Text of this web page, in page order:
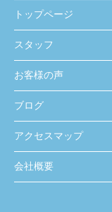
トップページ
スタッフ
お客様の声
ブログ
アクセスマップ
会社概要